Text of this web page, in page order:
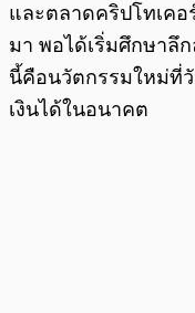
และตลาดคริปโทเคอ
มา พอได้เริ่มศึกษาลึ
นี้คือนวัตกรรมใหม่ที่
เงินได้ในอนาคต